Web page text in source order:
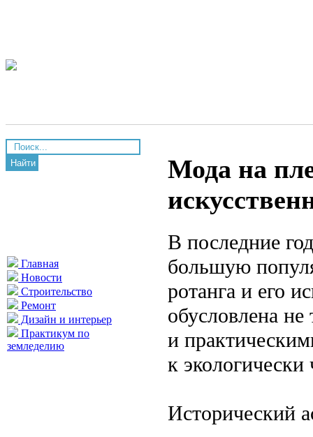
Найти
Главная
Новости
Строительство
Ремонт
Дизайн и интерьер
Практикум по
земледелию
Мода на
В последние
большую
ротанга и его
обусловлена
и
к
Исторический